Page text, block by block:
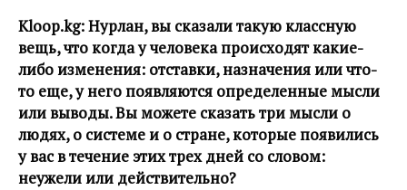
Kloop.kg:Нурлан, вы сказали такую классную
вещь, что когда у человека происходят какие-
либо изменения: отставки, назначения или что-
то еще, у него появляются определенные мысли
или выводы. Вы можете сказать три мысли о
людях, о системе и о стране, которые появились
у вас в течение этих трех дней со словом:
неужели или действительно?